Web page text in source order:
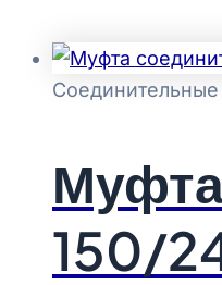
150/